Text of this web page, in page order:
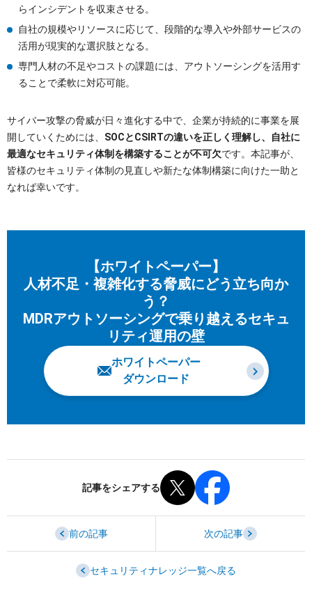
らインシデントを収束させる。
自社の規模やリソースに応じて、段階的な導入や外部サービスの
活用が現実的な選択肢となる。
専門人材の不足やコストの課題には、アウトソーシングを活用す
ることで柔軟に対応可能。
サイバー攻撃の脅威が日々進化する中で、企業が持続的に事業を展
開していくためには、 SOCとCSIRTの違いを正しく理解し、自社に
最適なセキュリティ体制を構築することが不可欠です。本記事が、
皆様のセキュリティ体制の見直しや新たな体制構築に向けた一助と
なれば幸いです。
【ホワイトペーパー】
人材不足・複雑化する脅威にどう立ち向か
う？
MDRアウトソーシングで乗り越えるセキュ
リティ運用の壁
ホワイトペーパー
ダウンロード
記事をシェアする
前の記事 次の記事
セキュリティナレッジ一覧へ戻る